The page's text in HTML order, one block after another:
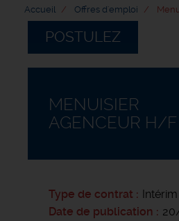
Accueil Offres d'emploi
POSTULEZ
MENUISIER
AGENCEUR H/F
Type de contrat
Intérim
Date de publication